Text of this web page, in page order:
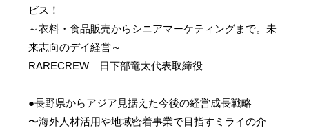
ビス！
～衣料・食品販売からシニアマーケティングまで。未
来志向のデイ経営～
RARECREW 日下部竜太代表取締役
●長野県からアジア見据えた今後の経営成長戦略
〜海外人材活用や地域密着事業で目指すミライの介